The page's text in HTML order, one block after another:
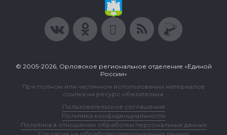
© 2005-2026, Орловское региональное отделение «Единой
России»
При полном или частичном использовании материалов
ссылка на ресурс обязательна.
Пользовательское соглашение
Политика конфиденциальности
Политика в отношении обработки персональных данных